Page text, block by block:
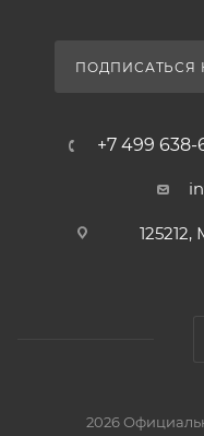
ПОДПИСАТЬСЯ
+7 499 638-
2026